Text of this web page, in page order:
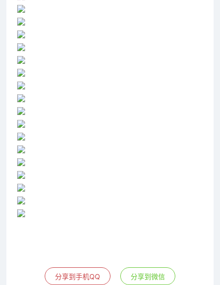
分享到手机QQ 分享到微信